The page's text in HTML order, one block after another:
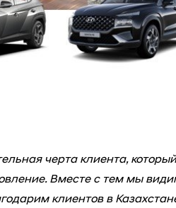
черта клиента,
Вместе с тем мы
клиентов в